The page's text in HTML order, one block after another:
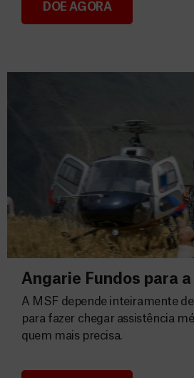
Consignação do IRS
DOE AGORA
Angarie Fundos para a
A MSF depende inteiramente
para fazer chegar assistência
quem mais precisa.